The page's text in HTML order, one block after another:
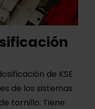
de KSE
de los sistemas
tornillo. Tiene